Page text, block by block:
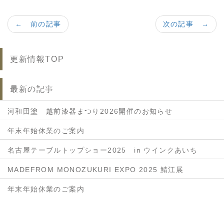
次の記事 →
← 前の記事
更新情報TOP
最新の記事
河和田塗 越前漆器まつり2026開催のお知らせ
年末年始休業のご案内
名古屋テーブルトップショー2025 in ウインクあいち
MADEFROM MONOZUKURI EXPO 2025 鯖江展
年末年始休業のご案内